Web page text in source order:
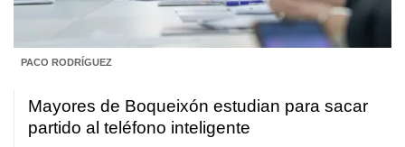
PACO RODRÍGUEZ
Mayores de Boqueixón estudian para sacar
partido al teléfono inteligente